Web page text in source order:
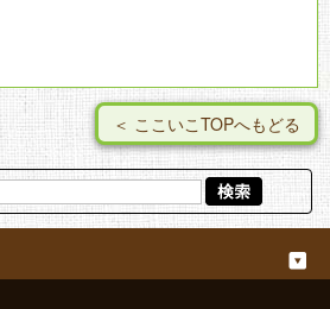
＜ ここいこTOPへもどる